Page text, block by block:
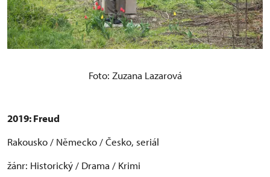
Foto: Zuzana Lazarová
2019: Freud
Rakousko / Německo / Česko, seriál
žánr: Historický / Drama / Krimi